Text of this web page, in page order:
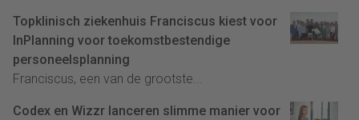
Topklinisch ziekenhuis Franciscus kiest voor
InPlanning voor toekomstbestendige
personeelsplanning
Franciscus, een van de grootste...
Codex en Wizzr lanceren slimme manier voor